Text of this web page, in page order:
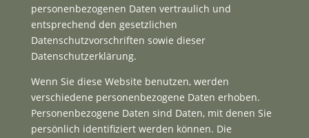
personenbezogenen Daten vertraulich und
entsprechend den gesetzlichen
Datenschutzvorschriften sowie dieser
Datenschutzerklärung.
Wenn Sie diese Website benutzen, werden
verschiedene personenbezogene Daten erhoben.
Personenbezogene Daten sind Daten, mit denen Sie
persönlich identifiziert werden können. Die